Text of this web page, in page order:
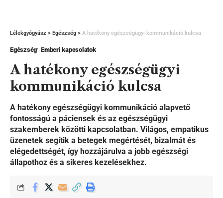
Lélekgyógyász > Egészség > A hatékony egészségügyi kommunikáció kulcsa
Egészség Emberi kapcsolatok
A hatékony egészségügyi
kommunikáció kulcsa
A hatékony egészségügyi kommunikáció alapvető
fontosságú a páciensek és az egészségügyi
szakemberek közötti kapcsolatban. Világos, empatikus
üzenetek segítik a betegek megértését, bizalmát és
elégedettségét, így hozzájárulva a jobb egészségi
állapothoz és a sikeres kezelésekhez.